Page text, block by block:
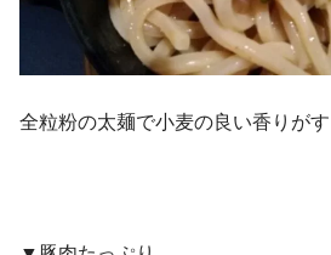
全粒粉の太麺で小麦の良い香りがす